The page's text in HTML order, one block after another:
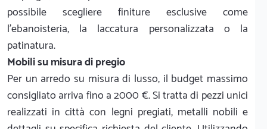
possibile scegliere finiture esclusive come
l'ebanoisteria, la laccatura personalizzata o la
patinatura.
Mobili su misura di pregio
Per un arredo su misura di lusso, il budget massimo
consigliato arriva fino a 2000 €. Si tratta di pezzi unici
realizzati in città con legni pregiati, metalli nobili e